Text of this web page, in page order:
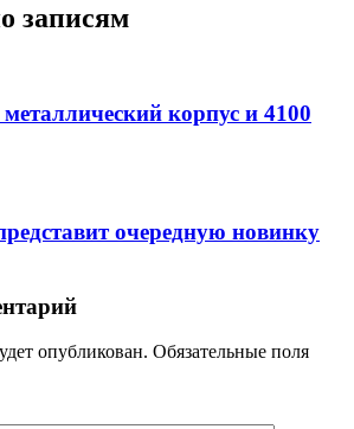
записям
корпус и 4100
очередную новинку
опубликован. Обязательные поля